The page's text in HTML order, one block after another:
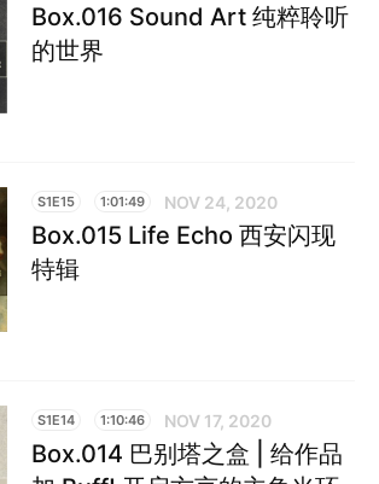
Box.016 Sound Art 纯粹聆听
的世界
S1E15 1:01:49 NOV 24, 2020
Box.015 Life Echo 西安闪现
特辑
S1E14 1:10:46 NOV 17, 2020
Box.014 巴别塔之盒 | 给作品